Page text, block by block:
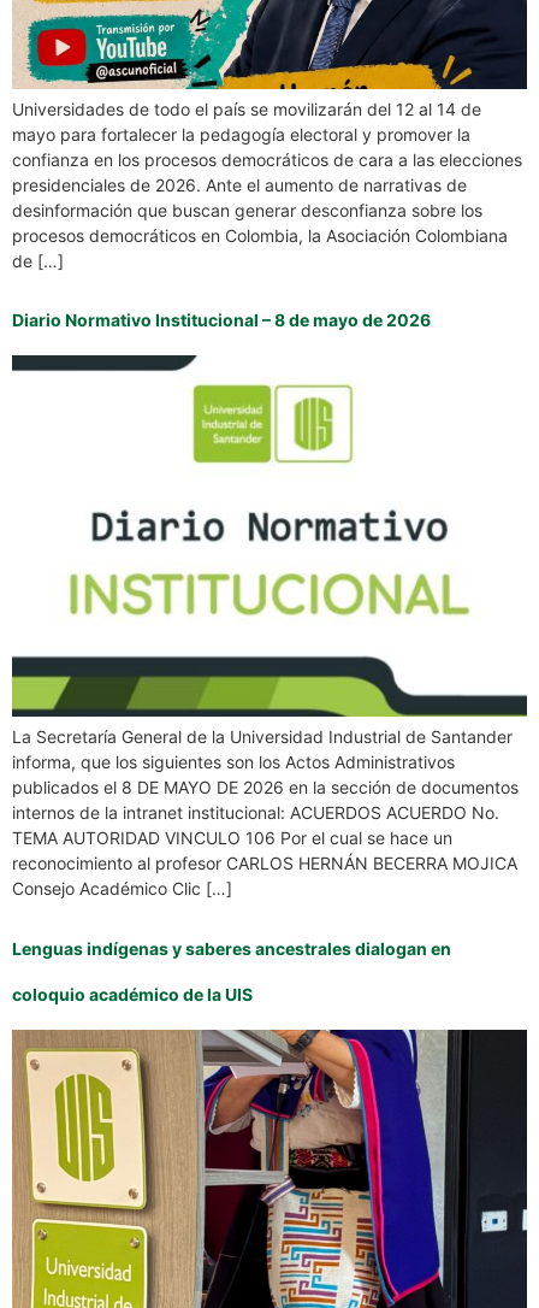
Universidades de todo el país se movilizarán del 12 al 14 de
mayo para fortalecer la pedagogía electoral y promover la
confianza en los procesos democráticos de cara a las elecciones
presidenciales de 2026. Ante el aumento de narrativas de
desinformación que buscan generar desconfianza sobre los
procesos democráticos en Colombia, la Asociación Colombiana
de […]
Diario Normativo Institucional – 8 de mayo de 2026
La Secretaría General de la Universidad Industrial de Santander
informa, que los siguientes son los Actos Administrativos
publicados el 8 DE MAYO DE 2026 en la sección de documentos
internos de la intranet institucional: ACUERDOS ACUERDO No.
TEMA AUTORIDAD VINCULO 106 Por el cual se hace un
reconocimiento al profesor CARLOS HERNÁN BECERRA MOJICA
Consejo Académico Clic […]
Lenguas indígenas y saberes ancestrales dialogan en
coloquio académico de la UIS